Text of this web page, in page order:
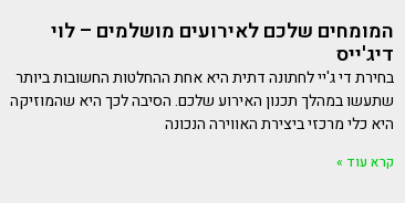
המומחים שלכם לאירועים מושלמים – לוי
דיג'ייס
בחירת די ג'יי לחתונה דתית היא אחת ההחלטות החשובות ביותר
שתעשו במהלך תכנון האירוע שלכם. הסיבה לכך היא שהמוזיקה
היא כלי מרכזי ביצירת האווירה הנכונה
קרא עוד »